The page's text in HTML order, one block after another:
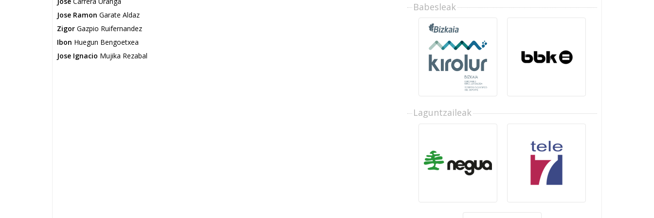
Jose Ramon Garate Aldaz
Zigor Gazpio Ruifernandez
Ibon Huegun Bengoetxea
Jose Ignacio Mujika Rezabal
Babesleak
Laguntzaileak